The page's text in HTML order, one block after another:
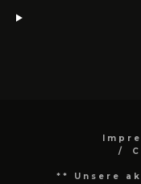
** Unsere